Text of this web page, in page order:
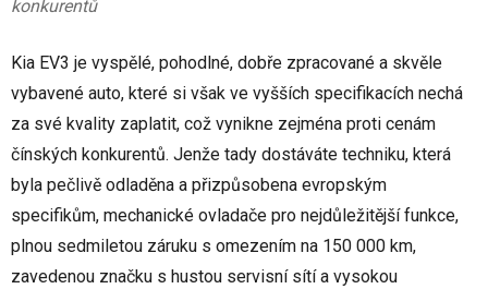
konkurentů
Kia EV3 je vyspělé, pohodlné, dobře zpracované a skvěle
vybavené auto, které si však ve vyšších specifikacích nechá
za své kvality zaplatit, což vynikne zejména proti cenám
čínských konkurentů. Jenže tady dostáváte techniku, která
byla pečlivě odladěna a přizpůsobena evropským
specifikům, mechanické ovladače pro nejdůležitější funkce,
plnou sedmiletou záruku s omezením na 150 000 km,
zavedenou značku s hustou servisní sítí a vysokou